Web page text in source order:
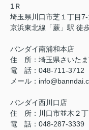
1Ｒ
埼玉県川口市芝１丁目
京浜東北線「蕨」駅 徒
バンダイ南浦和本店
住 所：埼玉県さいた
電 話：048-711-3712
メール：
バンダイ西川口店
住 所：川口市並木２丁
電 話：048-287-3339